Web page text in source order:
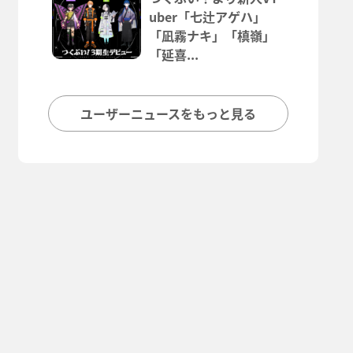
uber「七辻アゲハ」
「凪霧ナキ」「槙嶺」
「延喜...
ユーザーニュースをもっと見る